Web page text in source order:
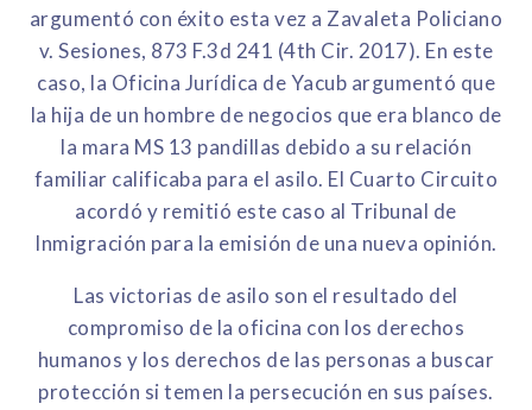
argumentó con éxito esta vez a Zavaleta Policiano
v. Sesiones, 873 F.3d 241 (4th Cir. 2017). En este
caso, la Oficina Jurídica de Yacub argumentó que
la hija de un hombre de negocios que era blanco de
la mara MS 13 pandillas debido a su relación
familiar calificaba para el asilo. El Cuarto Circuito
acordó y remitió este caso al Tribunal de
Inmigración para la emisión de una nueva opinión.
Las victorias de asilo son el resultado del
compromiso de la oficina con los derechos
humanos y los derechos de las personas a buscar
protección si temen la persecución en sus países.